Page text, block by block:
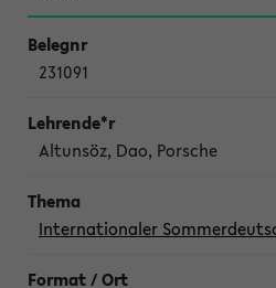
231091
Altunsöz, Dao, Porsche
Internationaler